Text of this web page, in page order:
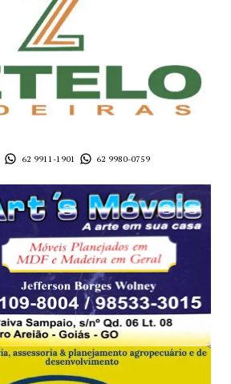
62 9911-1901 62 9980-0759